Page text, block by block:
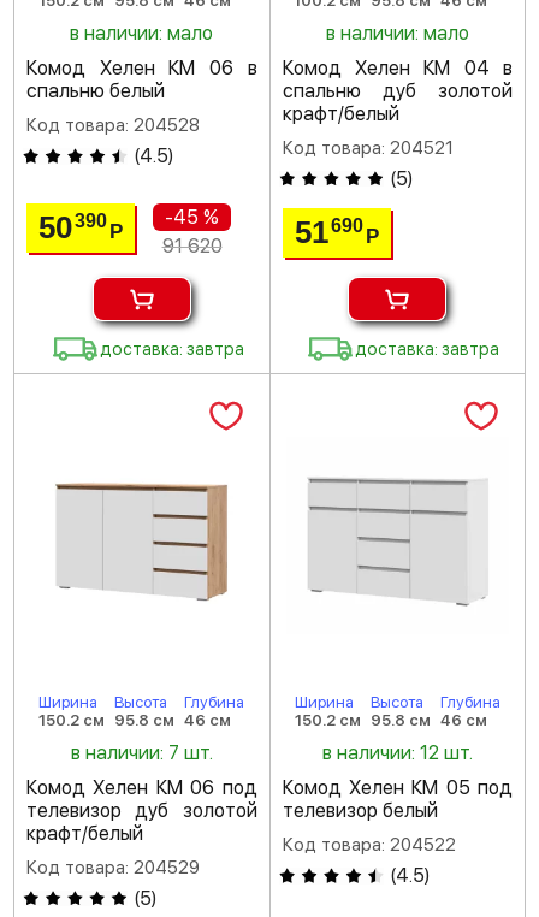
в наличии: мало
Комод Хелен КМ 06 в
спальню белый
Код товара: 204528
(4.5)
50390Р
-45 %
91 620
доставка: завтра
в наличии: мало
Комод Хелен КМ 04 в
спальню дуб золотой
крафт/белый
Код товара: 204521
(5)
51690 Р
доставка: завтра
Ширина
150.2 см
Высота
95.8 см
Глубина
46 см
в наличии: 7 шт.
Комод Хелен КМ 06 под
телевизор дуб золотой
крафт/белый
Код товара: 204529
(5)
Ширина
150.2 см
Высота
95.8 см
Глубина
46 см
в наличии: 12 шт.
Комод Хелен КМ 05 под
телевизор белый
Код товара: 204522
(4.5)